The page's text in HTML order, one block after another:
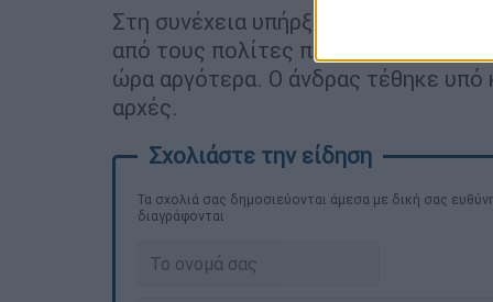
Στη συνέχεια υπήρξε καταδίωξη του
από τους πολίτες που υπήρξαν
ώρα αργότερα. Ο άνδρας τέθηκε υπό
αρχές.
Τα σχολιά σας δημοσιεύονται άμεσα με δική σας
διαγράφονται